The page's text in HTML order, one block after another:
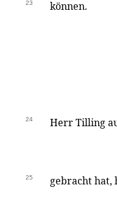
23 können.
24 Herr Tilling
25 gebracht hat,